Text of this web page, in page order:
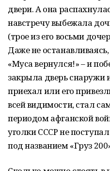
двери. А она
навстречу выбежала
(трое из его восьми
Даже не
«Муса вернулся!» – и
закрыла дверь снаружи
приехал или его
всей видимости, стал
периодом афганской
уголки СССР не
под названием «Груз